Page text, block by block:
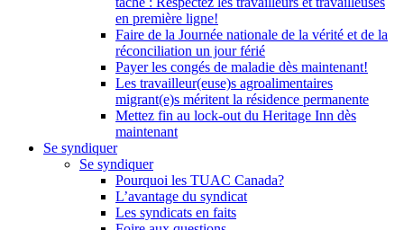
en première ligne!
Faire de la Journée nationale de la vérité et de la
réconciliation un jour férié
Payer les congés de maladie dès maintenant!
Les travailleur(euse)s agroalimentaires
migrant(e)s méritent la résidence permanente
Mettez fin au lock-out du Heritage Inn dès
maintenant
Se syndiquer
Se syndiquer
Pourquoi les TUAC Canada?
L’avantage du syndicat
Les syndicats en faits